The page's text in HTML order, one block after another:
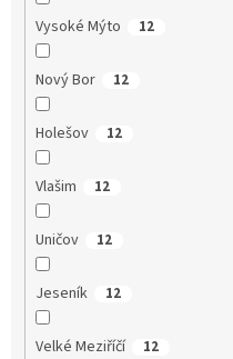
Vysoké Mýto 12
Nový Bor 12
Holešov 12
Vlašim 12
Uničov 12
Jeseník 12
Velké Meziříčí 12